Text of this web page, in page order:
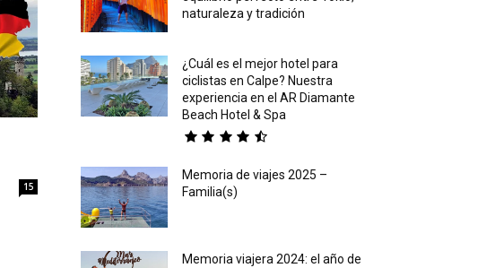
15
naturaleza y tradición
¿Cuál es el mejor hotel para
ciclistas en Calpe? Nuestra
experiencia en el AR Diamante
Beach Hotel & Spa
Memoria de viajes 2025 –
Familia(s)
Memoria viajera 2024: el año de